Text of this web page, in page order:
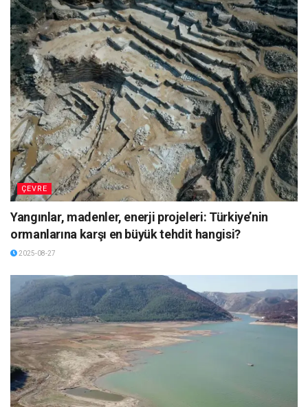
ÇEVRE
Yangınlar, madenler, enerji projeleri: Türkiye’nin
ormanlarına karşı en büyük tehdit hangisi?
2025-08-27